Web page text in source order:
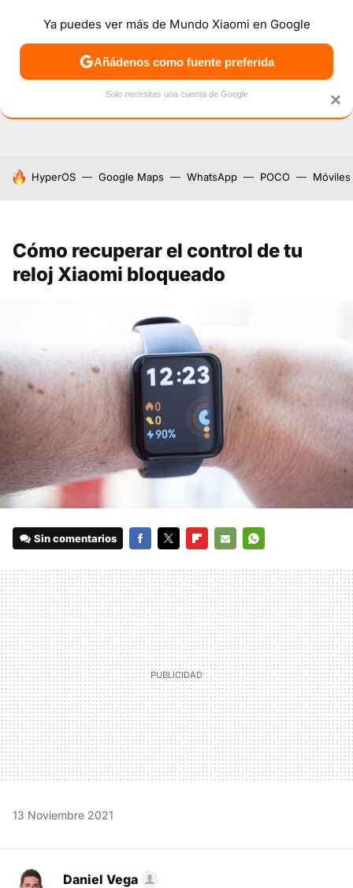
NOTICIAS MÓVILES TUTORIALES OFERTAS
HOY SE HABLA DE
HyperOS Google Maps WhatsApp POCO Móviles
Cómo recuperar el control de tu
reloj Xiaomi bloqueado
Sin comentarios
MAIL
13 Noviembre 2021
Daniel Vega
×
Ya puedes ver más de Mundo Xiaomi en Google
Añádenos como fuente preferida
Solo necesitas una cuenta de Google